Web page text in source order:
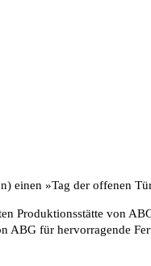
einen »Tag der offenen
Produktionsstätte von
für hervorragende